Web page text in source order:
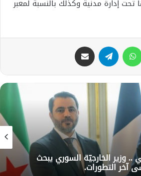
إدارة مدنية وكذلك بالنسبة لمعبر
ماسنجر واتساب تيلقرام
وزير الخارجيّة السوري يبحث
آخر التطورات.